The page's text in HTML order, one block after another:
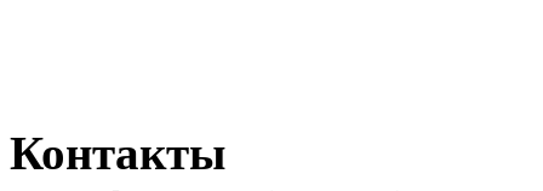
Контакты